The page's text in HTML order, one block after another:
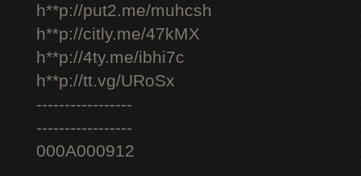
h**p://put2.me/muhcsh
h**p://citly.me/47kMX
h**p://4ty.me/ibhi7c
h**p://tt.vg/URoSx
-----------------
-----------------
000A000912